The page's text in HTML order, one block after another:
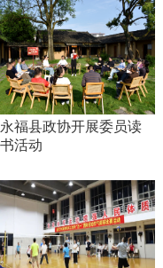
永福县政协开展委员读
书活动